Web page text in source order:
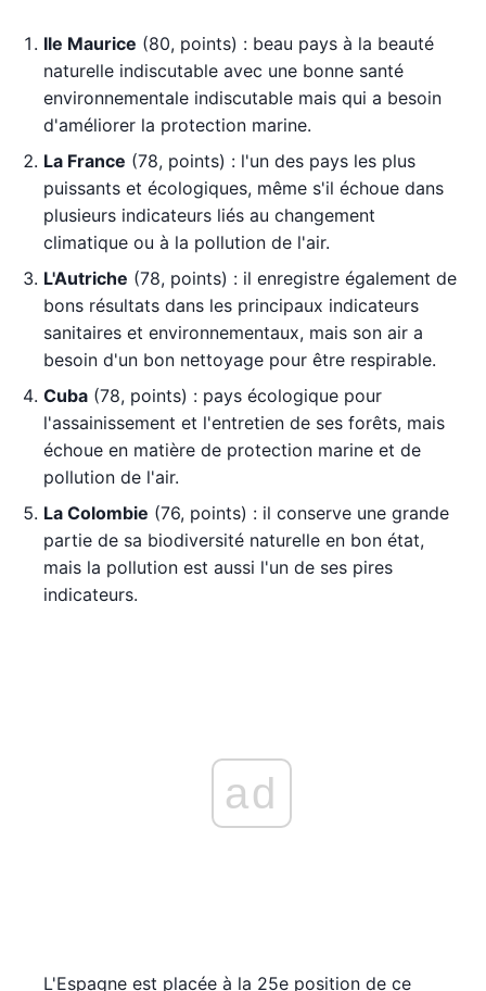
Ile Maurice (80, points) : beau pays à la beauté
naturelle indiscutable avec une bonne santé
environnementale indiscutable mais qui a besoin
d'améliorer la protection marine.
La France (78, points) : l'un des pays les plus
puissants et écologiques, même s'il échoue dans
plusieurs indicateurs liés au changement
climatique ou à la pollution de l'air.
L'Autriche (78, points) : il enregistre également de
bons résultats dans les principaux indicateurs
sanitaires et environnementaux, mais son air a
besoin d'un bon nettoyage pour être respirable.
Cuba (78, points) : pays écologique pour
l'assainissement et l'entretien de ses forêts, mais
échoue en matière de protection marine et de
pollution de l'air.
La Colombie (76, points) : il conserve une grande
partie de sa biodiversité naturelle en bon état,
mais la pollution est aussi l'un de ses pires
indicateurs.
ad
L'Espagne est placée à la 25e position de ce